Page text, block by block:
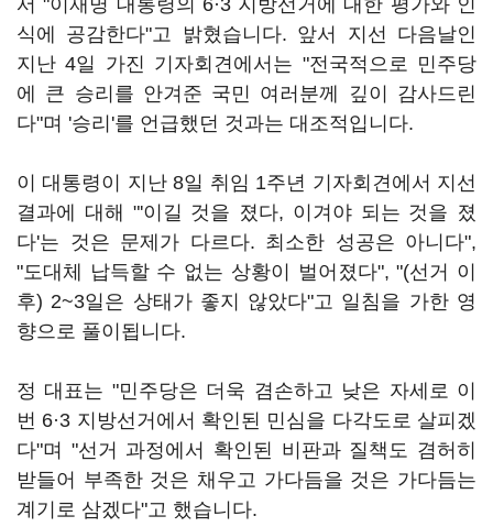
서 "이재명 대통령의 6·3 지방선거에 대한 평가와 인
식에 공감한다"고 밝혔습니다. 앞서 지선 다음날인
지난 4일 가진 기자회견에서는 "전국적으로 민주당
에 큰 승리를 안겨준 국민 여러분께 깊이 감사드린
다"며 '승리'를 언급했던 것과는 대조적입니다.
이 대통령이 지난 8일 취임 1주년 기자회견에서 지선
결과에 대해 "'이길 것을 졌다, 이겨야 되는 것을 졌
다'는 것은 문제가 다르다. 최소한 성공은 아니다",
"도대체 납득할 수 없는 상황이 벌어졌다", "(선거 이
후) 2~3일은 상태가 좋지 않았다"고 일침을 가한 영
향으로 풀이됩니다.
정 대표는 "민주당은 더욱 겸손하고 낮은 자세로 이
번 6·3 지방선거에서 확인된 민심을 다각도로 살피겠
다"며 "선거 과정에서 확인된 비판과 질책도 겸허히
받들어 부족한 것은 채우고 가다듬을 것은 가다듬는
계기로 삼겠다"고 했습니다.